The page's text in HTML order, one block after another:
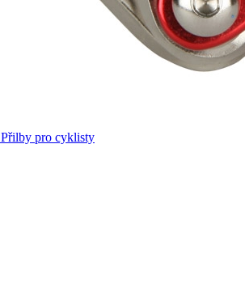
Přilby pro cyklisty